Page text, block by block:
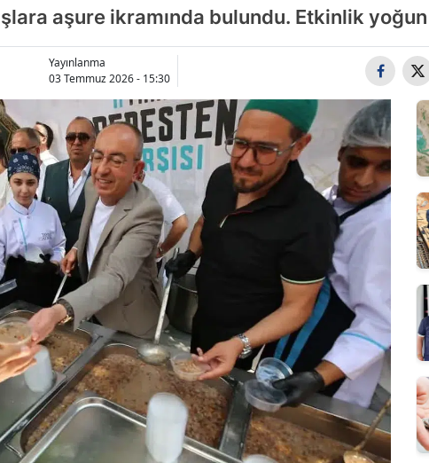
Balıkesir
Bitlis
Bolu
Burdur
Çorum
Denizli
Diyarbakır
Edirne
aşure ikramında bulundu. Etkinlik
Yayınlanma
03 Temmuz 2026 - 15:30